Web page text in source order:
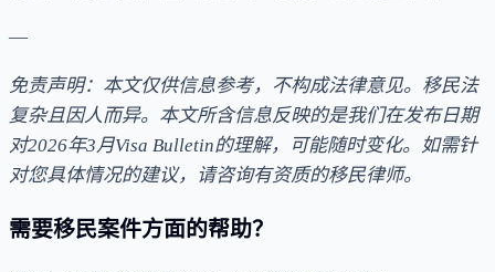
—
免责声明：本文仅供信息参考，不构成法律意见。移民法
复杂且因人而异。本文所含信息反映的是我们在发布日期
对2026年3月Visa Bulletin的理解，可能随时变化。如需针
对您具体情况的建议，请咨询有资质的移民律师。
需要移民案件方面的帮助？